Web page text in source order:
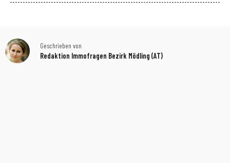
Geschrieben von
Redaktion Immofragen Bezirk Mödling (AT)